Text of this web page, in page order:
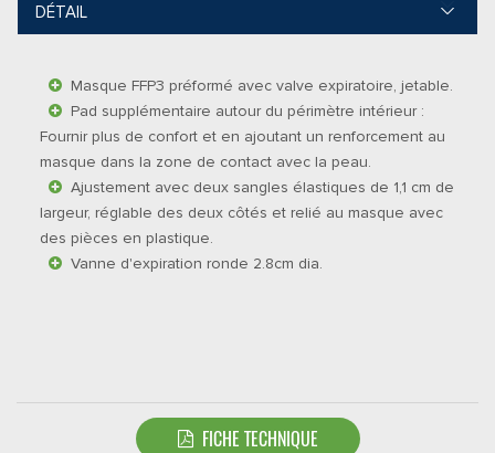
DÉTAIL
Masque FFP3 préformé avec valve expiratoire, jetable.
Pad supplémentaire autour du périmètre intérieur :
Fournir plus de confort et en ajoutant un renforcement au
masque dans la zone de contact avec la peau.
Ajustement avec deux sangles élastiques de 1,1 cm de
largeur, réglable des deux côtés et relié au masque avec
des pièces en plastique.
Vanne d'expiration ronde 2.8cm dia.
FICHE TECHNIQUE